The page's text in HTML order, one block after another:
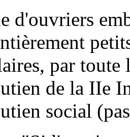
d'ouvriers
par
de la IIe
social